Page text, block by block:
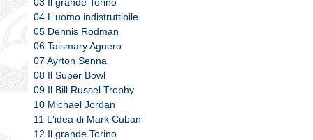
04 L'uomo indistruttibile
05 Dennis Rodman
06 Taismary Aguero
07 Ayrton Senna
08 Il Super Bowl
09 Il Bill Russel Trophy
10 Michael Jordan
11 L'idea di Mark Cuban
12 Il grande Torino